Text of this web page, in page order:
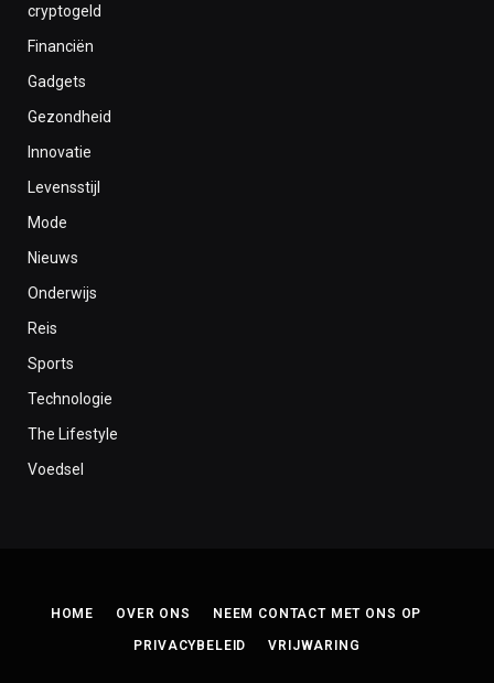
cryptogeld
Financiën
Gadgets
Gezondheid
Innovatie
Levensstijl
Mode
Nieuws
Onderwijs
Reis
Sports
Technologie
The Lifestyle
Voedsel
HOME OVER ONS NEEM CONTACT MET ONS OP
PRIVACYBELEID VRIJWARING